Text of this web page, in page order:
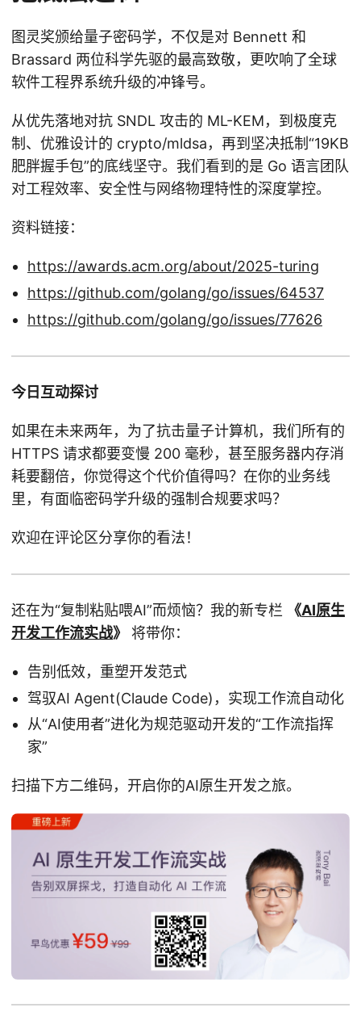
图灵奖颁给量子密码学，不仅是对 Bennett 和
Brassard 两位科学先驱的最高致敬，更吹响了全球
软件工程界系统升级的冲锋号。
从优先落地对抗 SNDL 攻击的 ML-KEM，到极度克
制、优雅设计的 crypto/mldsa，再到坚决抵制“19KB
肥胖握手包”的底线坚守。我们看到的是 Go 语言团队
对工程效率、安全性与网络物理特性的深度掌控。
资料链接：
https://awards.acm.org/about/2025-turing
https://github.com/golang/go/issues/64537
https://github.com/golang/go/issues/77626
今日互动探讨
如果在未来两年，为了抗击量子计算机，我们所有的
HTTPS 请求都要变慢 200 毫秒，甚至服务器内存消
耗要翻倍，你觉得这个代价值得吗？在你的业务线
里，有面临密码学升级的强制合规要求吗？
欢迎在评论区分享你的看法！
还在为“复制粘贴喂AI”而烦恼？我的新专栏 《AI原生
开发工作流实战》 将带你：
告别低效，重塑开发范式
驾驭AI Agent(Claude Code)，实现工作流自动化
从“AI使用者”进化为规范驱动开发的“工作流指挥
家”
扫描下方二维码，开启你的AI原生开发之旅。